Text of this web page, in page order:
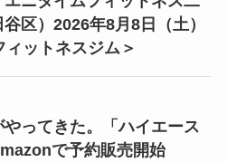
区）2026年8月8日（土）
ィットネスジム＞
ってきた。「ハイエース
で予約販売開始